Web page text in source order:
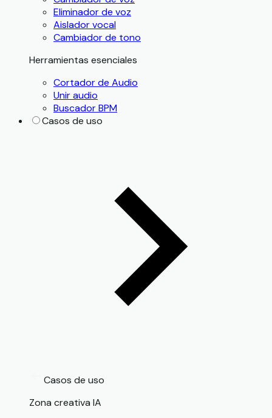
Eliminador de voz
Aislador vocal
Cambiador de tono
Herramientas esenciales
Cortador de Audio
Unir audio
Buscador BPM
Casos de uso
Casos de uso
Zona creativa IA